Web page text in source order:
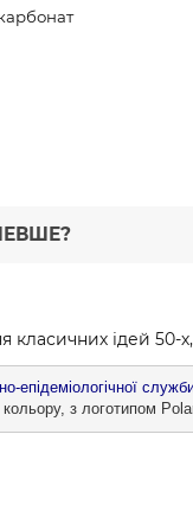
ідей 50-
з логотипом